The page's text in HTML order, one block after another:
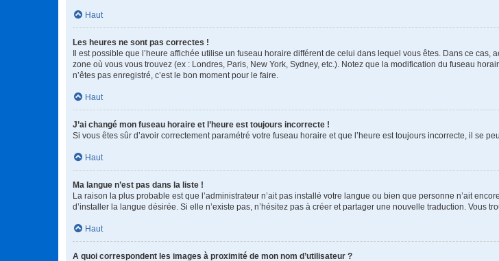
Haut
Les heures ne sont pas correctes !
Il est possible que l’heure affichée utilise un fuseau horaire différent de celui dans lequel vous êtes. Dans ce cas,
zone où vous vous trouvez (ex : Londres, Paris, New York, Sydney, etc.). Notez que la modification du fuseau
n’êtes pas enregistré, c’est le bon moment pour le faire.
Haut
J’ai changé mon fuseau horaire et l’heure est toujours incorrecte !
Si vous êtes sûr d’avoir correctement paramétré votre fuseau horaire et que l’heure est toujours incorrecte, il se
Haut
Ma langue n’est pas dans la liste !
La raison la plus probable est que l’administrateur n’ait pas installé votre langue ou bien que personne n’ait
d’installer la langue désirée. Si elle n’existe pas, n’hésitez pas à créer et partager une nouvelle traduction. Vous
Haut
A quoi correspondent les images à proximité de mon nom d’utilisateur ?